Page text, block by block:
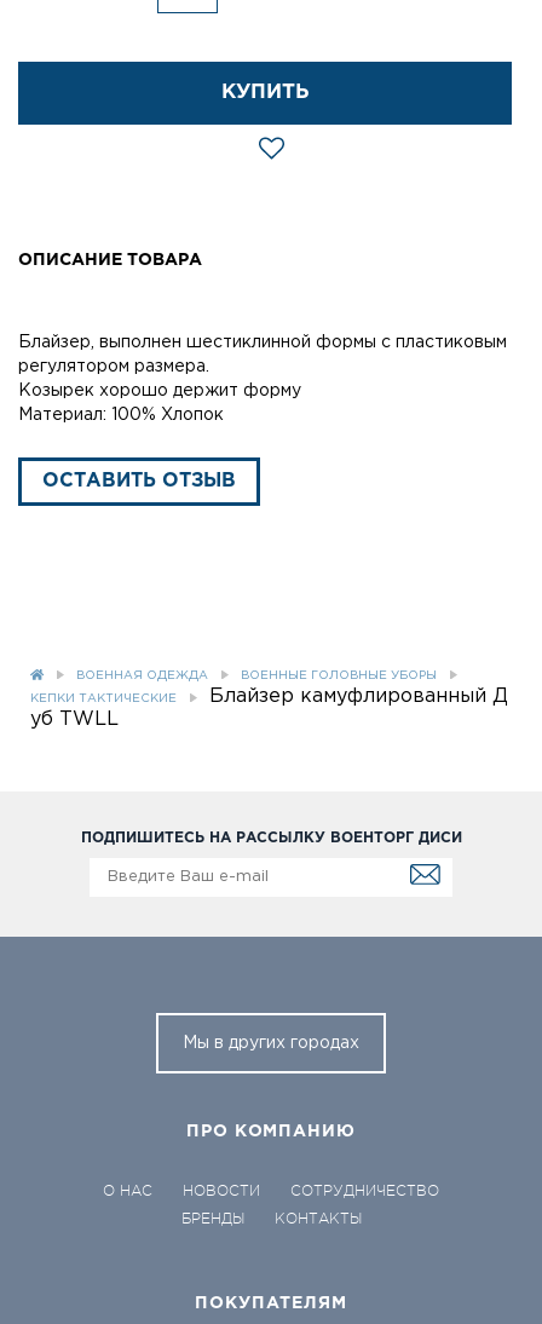
КУПИТЬ
ОПИСАНИЕ ТОВАРА
Блайзер, выполнен шестиклинной формы с пластиковым
регулятором размера.
Козырек хорошо держит форму
Материал: 100% Хлопок
ОСТАВИТЬ ОТЗЫВ
ВОЕННАЯ ОДЕЖДА ВОЕННЫЕ ГОЛОВНЫЕ УБОРЫ
КЕПКИ ТАКТИЧЕСКИЕ
Блайзер камуфлированный Д
уб TWLL
ПОДПИШИТЕСЬ НА РАССЫЛКУ ВОЕНТОРГ ДИСИ
Мы в других городах
ПРО КОМПАНИЮ
О НАС НОВОСТИ
СОТРУДНИЧЕСТВО
БРЕНДЫ
КОНТАКТЫ
ПОКУПАТЕЛЯМ